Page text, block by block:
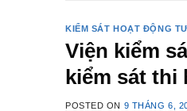
KIỂM SÁT HOẠT ĐỘNG
Viện kiểm
kiểm sát thi
POSTED ON 9 THÁNG 6,